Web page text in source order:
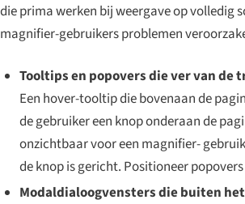
die prima werken bij weergave op volledig
magnifier-gebruikers problemen
Tooltips en popovers die ver van de
Een hover-tooltip die bovenaan de
de gebruiker een knop onderaan de
onzichtbaar voor een magnifier-
de knop is gericht. Positioneer
Modaldialoogvensters die buiten